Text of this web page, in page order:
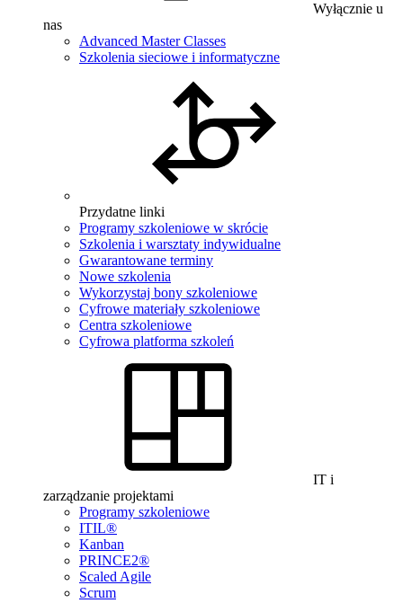
Wyłącznie u
nas
Advanced Master Classes
Szkolenia sieciowe i informatyczne
Przydatne linki
Programy szkoleniowe w skrócie
Szkolenia i warsztaty indywidualne
Gwarantowane terminy
Nowe szkolenia
Wykorzystaj bony szkoleniowe
Cyfrowe materiały szkoleniowe
Centra szkoleniowe
Cyfrowa platforma szkoleń
IT i
zarządzanie projektami
Programy szkoleniowe
ITIL®
Kanban
PRINCE2®
Scaled Agile
Scrum